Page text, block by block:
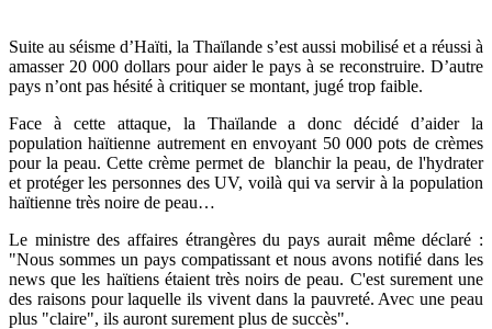
Suite au séisme d’Haïti, la Thaïlande s’est aussi mobilisé et a réussi à
amasser 20 000 dollars pour aider le pays à se reconstruire. D’autre
pays n’ont pas hésité à critiquer se montant, jugé trop faible.
Face à cette attaque, la Thaïlande a donc décidé d’aider la
population haïtienne autrement en envoyant 50 000 pots de crèmes
pour la peau. Cette crème permet de blanchir la peau, de l'hydrater
et protéger les personnes des UV, voilà qui va servir à la population
haïtienne très noire de peau…
Le ministre des affaires étrangères du pays aurait même déclaré :
"Nous sommes un pays compatissant et nous avons notifié dans les
news que les haïtiens étaient très noirs de peau. C'est surement une
des raisons pour laquelle ils vivent dans la pauvreté. Avec une peau
plus "claire", ils auront surement plus de succès".